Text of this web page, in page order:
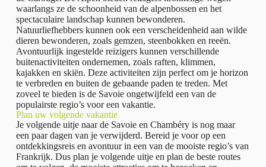
waarlangs ze de schoonheid van de alpenbossen en het
spectaculaire landschap kunnen bewonderen.
Natuurliefhebbers kunnen ook een verscheidenheid aan wilde
dieren bewonderen, zoals gemzen, steenbokken en reeën.
Avontuurlijk ingestelde reizigers kunnen verschillende
buitenactiviteiten ondernemen, zoals raften, klimmen,
kajakken en skiën. Deze activiteiten zijn perfect om je horizon
te verbreden en buiten de gebaande paden te treden. Met
zoveel te bieden is de Savoie ongetwijfeld een van de
populairste regio’s voor een vakantie.
Plan uw volgende vakantie
Je volgende uitje naar de Savoie en Chambéry is nog maar
een paar dagen van je verwijderd. Bereid je voor op een
ontdekkingsreis en avontuur in een van de mooiste regio’s van
Frankrijk. Dus plan je volgende uitje en plan de beste routes